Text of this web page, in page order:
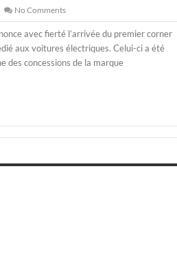
No Comments
avec fierté l’arrivée du premier corner
aux voitures électriques. Celui-ci a été
des concessions de la marque